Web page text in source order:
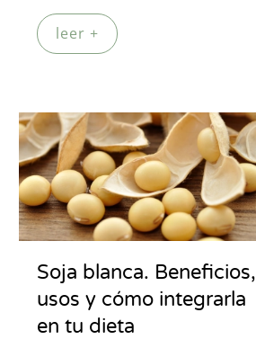
leer +
Soja blanca. Beneficios,
usos y cómo integrarla
en tu dieta